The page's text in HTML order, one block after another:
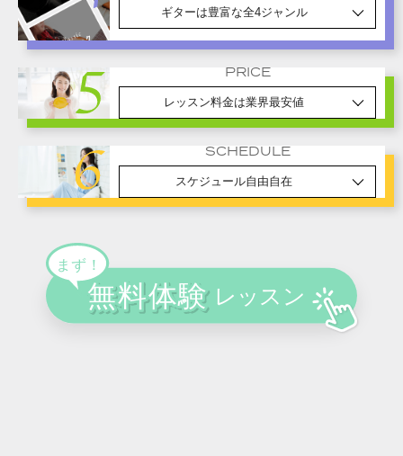
ギターは豊富な全4ジャンル
PRICE
レッスン料金は業界最安値
SCHEDULE
スケジュール自由自在